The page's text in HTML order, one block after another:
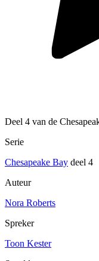
Deel 4 van de
Serie
Chesapeake Bay deel 4
Auteur
Nora Roberts
Spreker
Toon Kester